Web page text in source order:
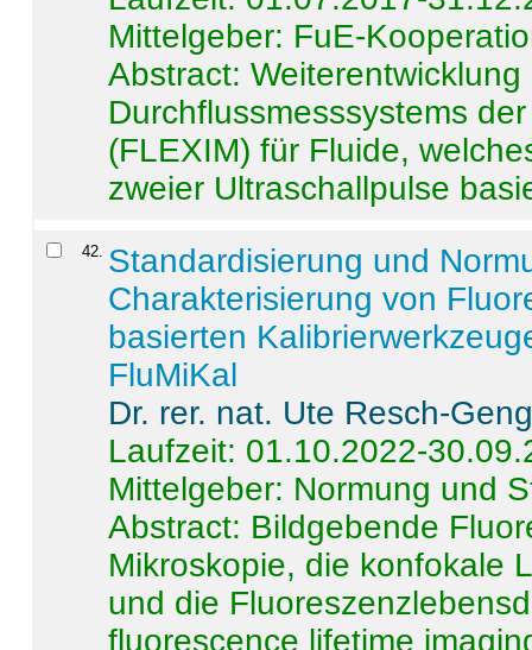
Mittelgeber: FuE-
Abstract:
Durchflussmesssystems
(FLEXIM) für Fluide,
zweier Ultraschallpulse
42. Standardisierung und
Charakterisierung von
basierten
FluMiKal
Dr. rer. nat. Ute Resch-
Laufzeit: 01.10.2022-
Mittelgeber: Normung und
Abstract: Bildgebende
Mikroskopie, die konfokale
und die
fluorescence lifetime